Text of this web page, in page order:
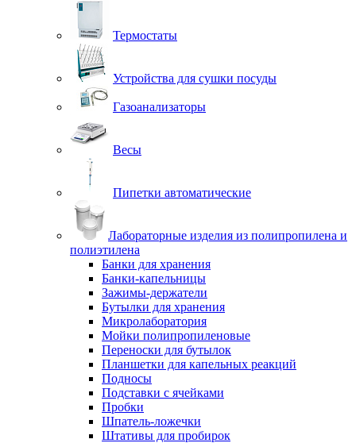
Термостаты
Устройства для сушки посуды
Газоанализаторы
Весы
Пипетки автоматические
Лабораторные изделия из полипропилена и
полиэтилена
Банки для хранения
Банки-капельницы
Зажимы-держатели
Бутылки для хранения
Микролаборатория
Мойки полипропиленовые
Переноски для бутылок
Планшетки для капельных реакций
Подносы
Подставки с ячейками
Пробки
Шпатель-ложечки
Штативы для пробирок